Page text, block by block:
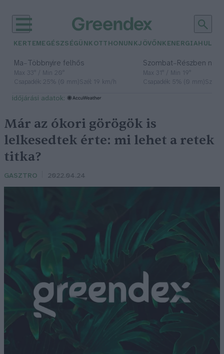
KERTEM EGÉSZSÉGÜNK OTTHONUNKJÖVŐNK ENERGIA
Ma– Többnyire felhős
Max 33° / Min 20°
Csapadék: 25% (0 mm)Szél: 19 km/h
Szombat– Részben
Max 31° / Min 19°
Csapadék: 5% (0 mm)Szél:
időjárási adatok:
Már az ókori görögök is
lelkesedtek érte: mi lehet a retek
titka?
GASZTRO 2022.04.24